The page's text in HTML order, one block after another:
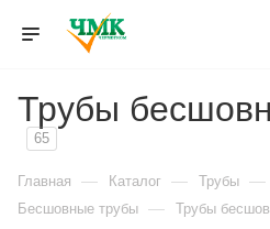
Трубы
65
Главная — Каталог — Трубы —
Бесшовные трубы — Трубы